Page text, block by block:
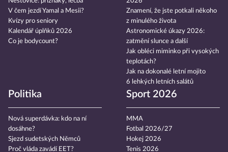
V čem jezdí Yamal a Mesii?
Kvízy pro seniory
Kalendář úplňků 2026
Co je bodycount?
Znamení, že jste potkali někoho
z minulého života
Astronomické úkazy 2026:
zatmění slunce a další
Jak obléci miminko při vysokých
teplotách?
Jak na dokonalé letní mojito
6 lehkých letních salátů
Politika
Nová superdávka: kdo na ní
dosáhne?
Sjezd sudetských Němců
Proč vláda zavádí EET?
Sport 2026
MMA
Fotbal 2026/27
Hokej 2026
Tenis 2026